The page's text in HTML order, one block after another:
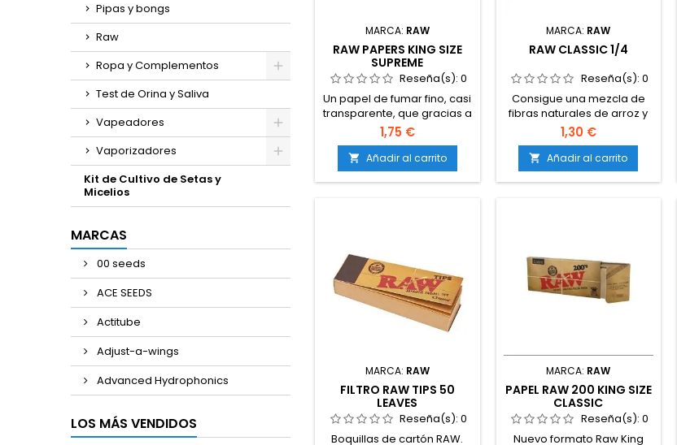
Pipas y bongs
Raw
Ropa y Complementos
Test de Orina y Saliva
Vapeadores
Vaporizadores
Kit de Cultivo de Setas y
Micelios
MARCAS
00 seeds
ACE SEEDS
Actitube
Adjust-a-wings
Advanced Hydrophonics
LOS MÁS VENDIDOS
MARCA: RAW
RAW PAPERS KING SIZE
SUPREME
Reseña(s):0
Un papel de fumar fino, casi
transparente, que gracias a
su filigrana romboidal de
marcado de agua ofrece
una combustión pausada
que previene de un
consumo innecesario.
1,75 €
 Añadir al carrito
MARCA: RAW
RAW CLASSIC 1/4
Reseña(s): 0
Consigue una mezcla de
fibras naturales de arroz y
lino en nuestro papel
natural y fibras de cáñamo
en nuestro papel orgánico,
que dan lugar a un papel
de fumar sin cloro de sabor
1,30 €
 Añadir al carrito
MARCA: RAW
FILTRO RAW TIPS 50
LEAVES
Reseña(s):0
Boquillas de cartón RAW.
MARCA: RAW
PAPEL RAW 200 KING SIZE
CLASSIC
Reseña(s): 0
Nuevo formato Raw King